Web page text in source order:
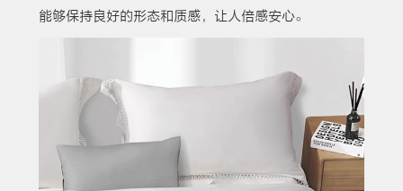
能够保持良好的形态和质感，让人倍感安心。